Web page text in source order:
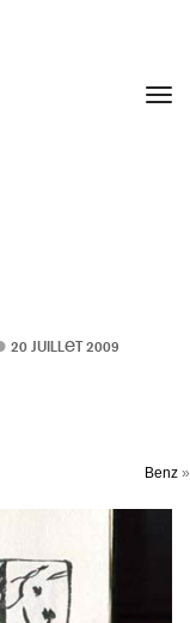
20 JUILLET 2009
Benz »